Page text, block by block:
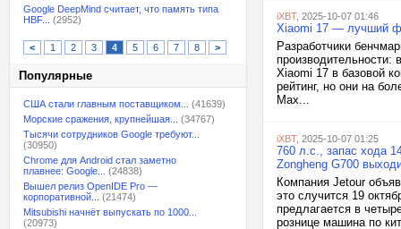
Google DeepMind считает, что память типа
HBF...
(2952)
< 1 2 3 4 5 6 7 8 >
Популярные
США стали главным поставщиком...
(41639)
Морские сражения, крупнейшая...
(34767)
Тысячи сотрудников Google требуют...
(30950)
Chrome для Android стал заметно
плавнее: Google...
(24838)
Вышел релиз OpenIDE Pro —
корпоративной...
(21474)
Mitsubishi начнёт выпускать по 1000...
(20973)
iXBT, 2025-10-07 01:46
Xiaomi 17 — лучший
Разработчики
Xiaomi 17 в базовой
рейтинг, но они на
Max...
iXBT, 2025-10-07 01:25
760 л.с., запас хода
Zongheng G700
Компания Jetour
это случится 19
предлагается в
рознице машина по